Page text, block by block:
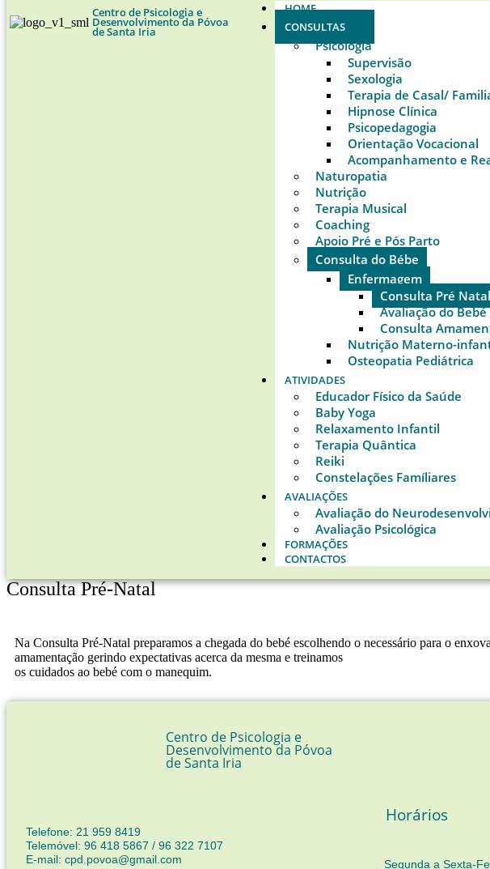
Centro de Psicologia e
Desenvolvimento da Póvoa
de Santa Iria
HOME
CONSULTAS
Psicologia
Supervisão
Sexologia
Terapia de Casal/
Hipnose Clínica
Psicopedagogia
Orientação Vocacional
Acompanhamento e
Naturopatia
Nutrição
Terapia Musical
Coaching
Apoio Pré e Pós Parto
Consulta do Bébe
Enfermagem
Consulta Pré Natal
Avaliação do Bebé
Consulta
Nutrição Materno-
Osteopatia Pediátrica
ATIVIDADES
Educador Físico da Saúde
Baby Yoga
Relaxamento Infantil
Terapia Quântica
Reiki
Constelações Famíliares
AVALIAÇÕES
Avaliação do
Avaliação Psicológica
FORMAÇÕES
CONTACTOS
Consulta Pré-Natal
Na Consulta Pré-Natal preparamos a chegada do bebé escolhendo o necessário para o
amamentação gerindo expectativas acerca da mesma e treinamos
os cuidados ao bebé com o manequim.
Centro de Psicologia e
Desenvolvimento da Póvoa
de Santa Iria
Telefone: 21 959 8419
Telemóvel: 96 418 5867 / 96 322 7107
E-mail: cpd.povoa@gmail.com
Horários
Segunda a Sexta-